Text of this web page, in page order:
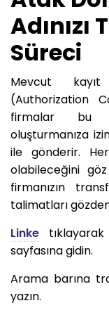
Süreci
Mevcut
(Authorization
firmalar bu
oluşturmanıza
ile gönderir.
olabileceğini
firmanızın
talimatları
Linke
sayfasına gidin.
Arama barına
yazın.